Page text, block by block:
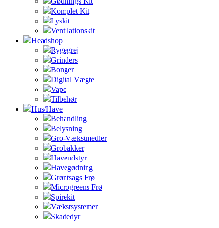
Komplet Kit
Lyskit
Ventilationskit
Headshop
Rygegrej
Grinders
Bonger
Digital Vægte
Vape
Tilbehør
Hus/Have
Behandling
Belysning
Gro-Vækstmedier
Grobakker
Haveudstyr
Havegødning
Grøntsags Frø
Microgreens Frø
Spirekit
Vækstsystemer
Skadedyr